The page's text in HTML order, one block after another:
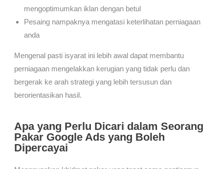
mengoptimumkan iklan dengan betul
Pesaing nampaknya mengatasi keterlihatan perniagaan
anda
Mengenal pasti isyarat ini lebih awal dapat membantu
perniagaan mengelakkan kerugian yang tidak perlu dan
bergerak ke arah strategi yang lebih tersusun dan
berorientasikan hasil.
Apa yang Perlu Dicari dalam Seorang
Pakar Google Ads yang Boleh
Dipercayai